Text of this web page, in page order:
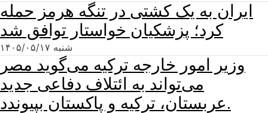
ایران به یک کشتی در تنگه هرمز حمله
کرد؛ پزشکیان خواستار توافق شد
شنبه ۱۴۰۵/۰۵/۱۷
وزیر امور خارجه ترکیه می‌گوید مصر
می‌تواند به ائتلاف دفاعی جدید
عربستان، ترکیه و پاکستان بپیوندد.